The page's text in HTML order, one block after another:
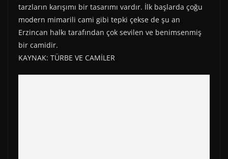
tarzların karışımı bir tasarımı vardır. İlk başlarda çoğu
modern mimarili cami gibi tepki çekse de şu an
Erzincan halkı tarafından çok sevilen ve benimsenmiş
bir camidir.
KAYNAK: TÜRBE VE CAMİLER